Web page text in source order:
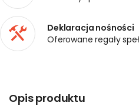
Deklaracja nośności
Oferowane regały
Opis produktu